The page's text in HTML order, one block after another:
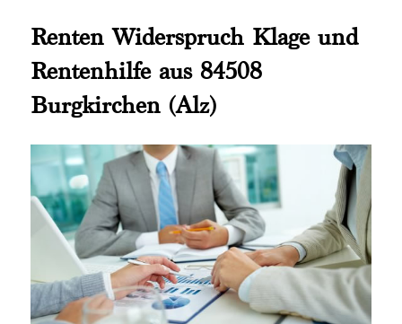
Renten Widerspruch Klage und
Rentenhilfe aus 84508
Burgkirchen (Alz)